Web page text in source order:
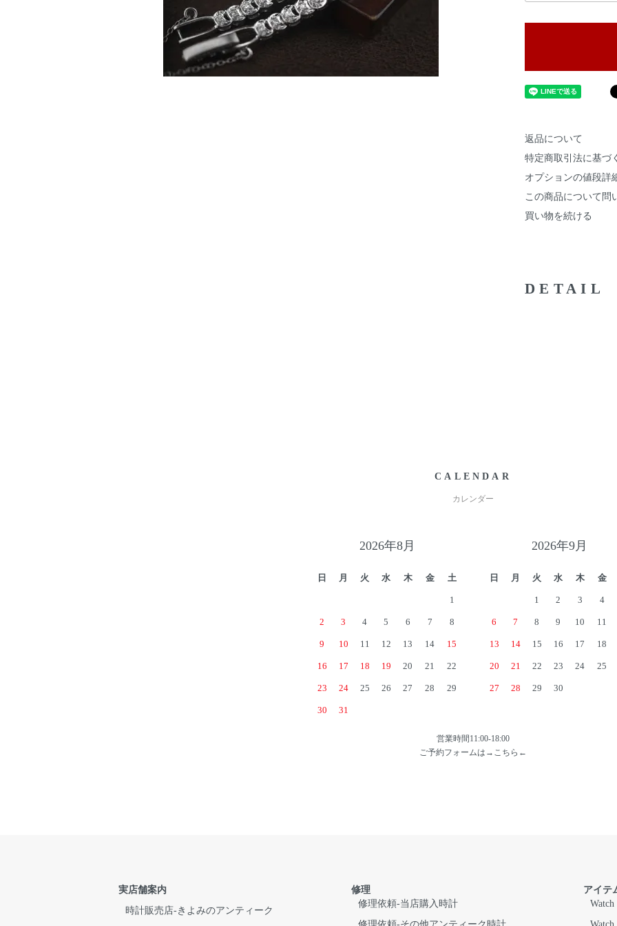
返品について
特定商取引法に基づ
オプションの値段詳
この商品について問
買い物を続ける
DETAIL
CALENDAR
カレンダー
2026年8月
日 月 火 水 木 金 土
1
2 3 4 5 6 7 8
9 10 11 12 13 14 15
16 17 18 19 20 21 22
23 24 25 26 27 28 29
30 31
2026年9月
日 月 火 水 木 金
1 2 3 4
6 7 8 9 10 11
13 14 15 16 17 18
20 21 22 23 24 25
27 28 29 30
営業時間11:00-18:00
ご予約フォームは→ こちら ←
実店舗案内
時計販売店-きよみのアンティーク
修理
修理依頼-当店購入時計
アイテ
Watch